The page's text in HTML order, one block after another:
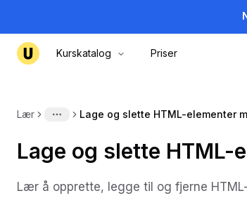
Kurskatalog Priser
Lær More
Lage og slette HTML-
Lær å opprette, legge til og fjerne